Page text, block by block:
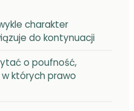
charakter
do kontynuacji
o poufność,
których prawo